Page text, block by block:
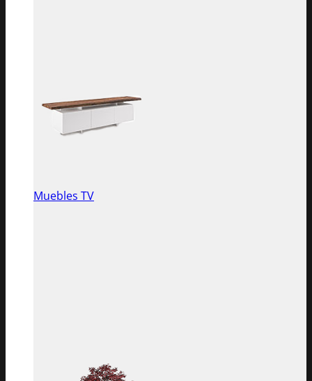
Muebles TV